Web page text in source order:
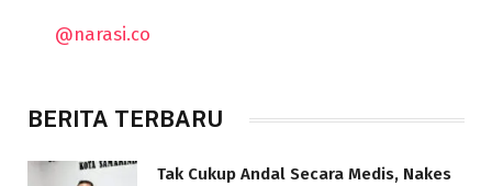
@narasi.co
BERITA TERBARU
Tak Cukup Andal Secara Medis, Nakes